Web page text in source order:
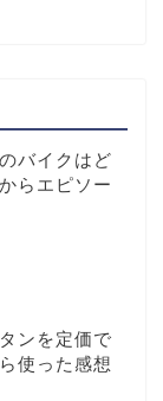
バイクはど
らエピソー
ンを定価で
使った感想